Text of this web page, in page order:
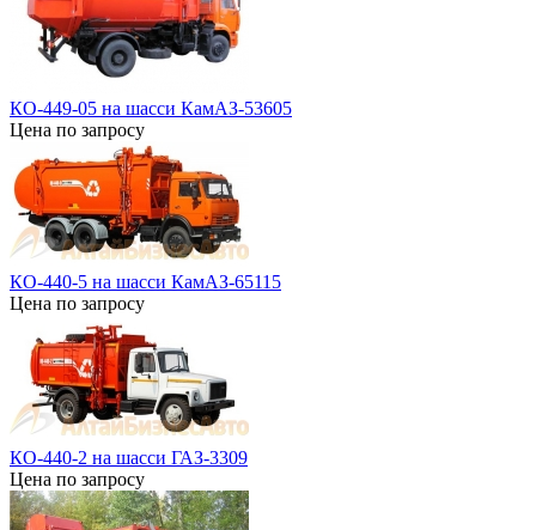
КО-449-05 на шасси КамАЗ-53605
Цена по запросу
КО-440-5 на шасси КамАЗ-65115
Цена по запросу
КО-440-2 на шасси ГАЗ-3309
Цена по запросу